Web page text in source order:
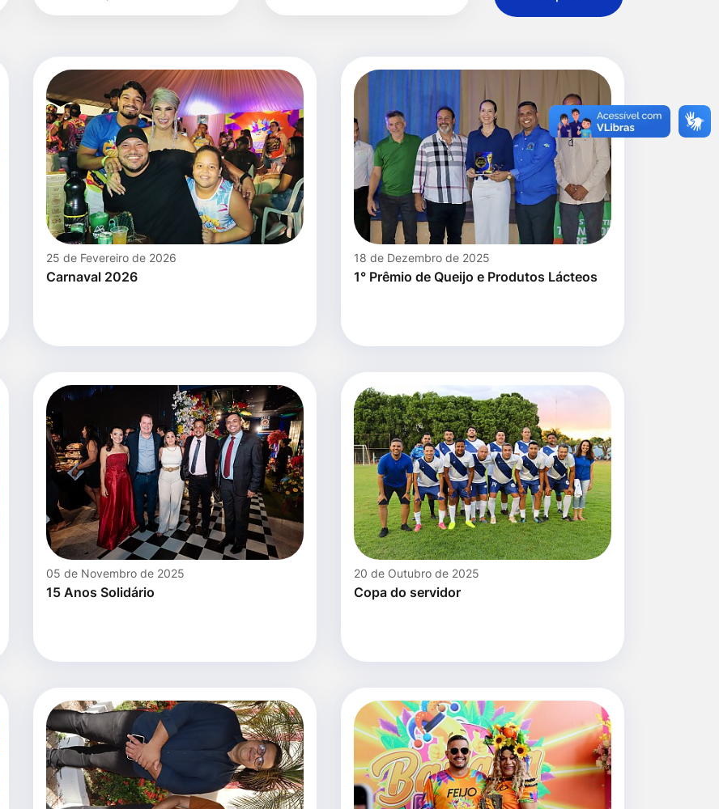
data
25 de Fevereiro de 2026
Carnaval 2026
18 de Dezembro de 2025
1° Prêmio de Queijo e Produtos Lácteos
05 de Novembro de 2025
15 Anos Solidário
20 de Outubro de 2025
Copa do servidor